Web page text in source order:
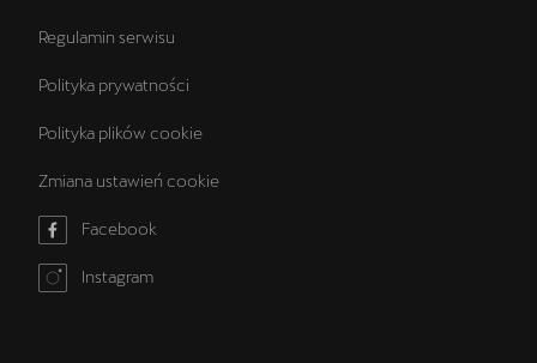
Regulamin serwisu
Polityka prywatności
Polityka plików cookie
Zmiana ustawień cookie
Facebook
Instagram